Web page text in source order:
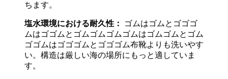
ちます。
塩水環境における耐久性：
ゴムはゴムとゴゴゴ
ムはゴゴムとゴムゴムゴムゴムはゴムゴムとゴム
ゴゴムはゴゴゴムとゴゴゴム布靴よりも洗いやす
い。構造は厳しい海の場所にもっと適していま
す。